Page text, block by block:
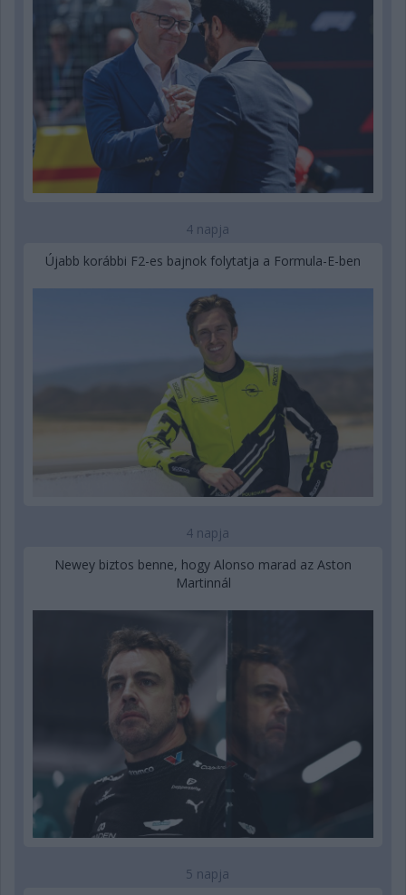
4 napja
Újabb korábbi F2-es bajnok folytatja a Formula-E-ben
4 napja
Newey biztos benne, hogy Alonso marad az Aston
Martinnál
5 napja